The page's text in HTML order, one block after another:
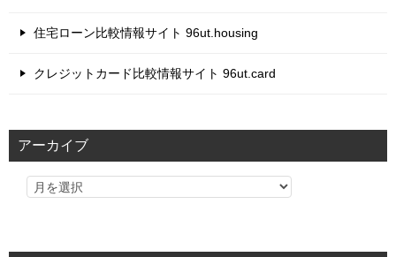
住宅ローン比較情報サイト 96ut.housing
クレジットカード比較情報サイト 96ut.card
アーカイブ